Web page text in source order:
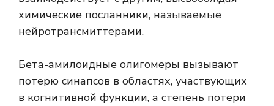
химические посланники, называемые
нейротрансмиттерами.
Бета-амилоидные олигомеры вызывают
потерю синапсов в областях, участвующих
в когнитивной функции, а степень потери